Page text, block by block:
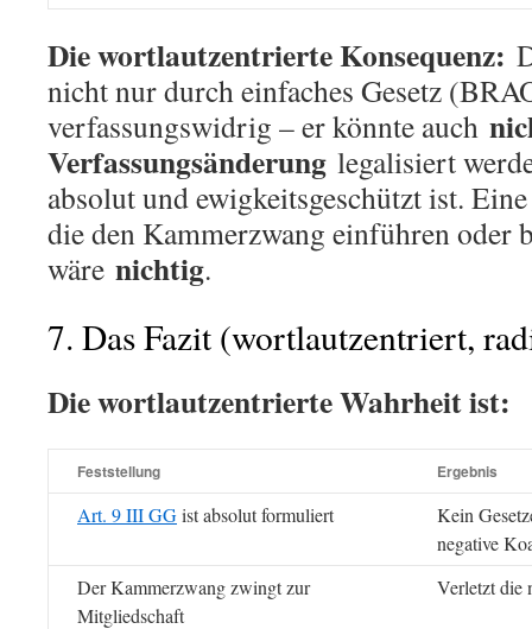
Die wortlautzentrierte Konsequenz:
nicht nur durch einfaches Gesetz
verfassungswidrig – er könnte auch
Verfassungsänderung legalisiert
absolut und ewigkeitsgeschützt ist.
die den Kammerzwang einführen oder
wäre nichtig.
7. Das Fazit (wortlautzentriert,
Die wortlautzentrierte Wahrheit ist:
Feststellung Ergebnis
Art. 9 III GGist absolut formuliert
Kein
negative
Der Kammerzwang zwingt zur
Mitgliedschaft
Verletzt die